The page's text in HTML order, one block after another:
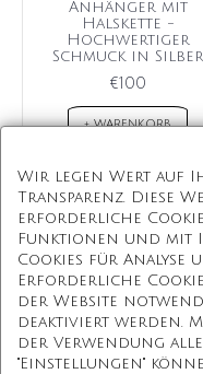
Anhänger mit
Halskette -
Hochwertiger
Schmuck in Silber
€100
+ WARENKORB
Kostenloser
Kostenlose
Kostenlose
Unbegrenzte
Wir legen Wert auf
Transparenz. Diese
erforderliche
Funktionen und mit
Cookies für Analyse
Erforderliche
der Website
deaktiviert werden.
der Verwendung
"Einstellungen"